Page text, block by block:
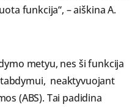
funkcija“, – aiškina A.
metyu, nes ši funkcija
neaktyvuojant
(ABS). Tai padidina